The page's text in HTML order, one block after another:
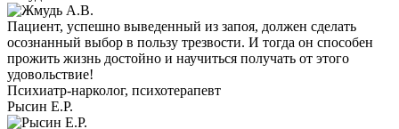
Пациент, успешно выведенный из запоя, должен сделать
осознанный выбор в пользу трезвости. И тогда он способен
прожить жизнь достойно и научиться получать от этого
удовольствие!
Психиатр-нарколог, психотерапевт
Рысин Е.Р.